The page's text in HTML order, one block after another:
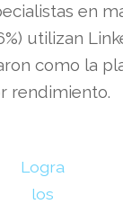
en
utilizan
como la
rendimiento.
Logra
los